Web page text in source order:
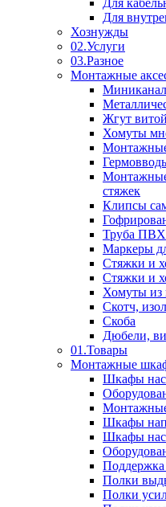
Для
Для
Хознужды
02.Услуги
03.Разное
Монтажные
Жгут витой
Хомуты
стяжек
Клипсы
Труба ПВХ
Маркеры
Стяжки и
Стяжки и
Хомуты из
Скотч,
Скоба
Дюбели,
01.Товары
Монтажные
Шкафы
Шкафы
Шкафы
Поддержка
Полки
Полки